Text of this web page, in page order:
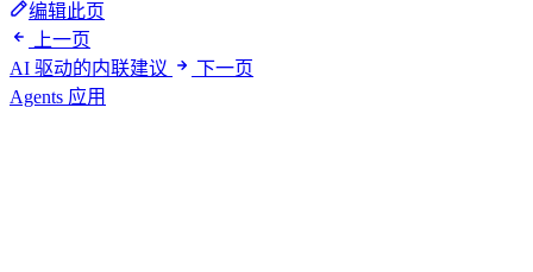
编辑此页
上一页
AI 驱动的内联建议
下一页
Agents 应用